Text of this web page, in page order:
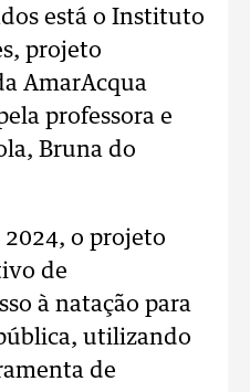
está o Instituto
projeto
AmarAcqua
professora e
Bruna do
o projeto
de
à natação para
utilizando
de